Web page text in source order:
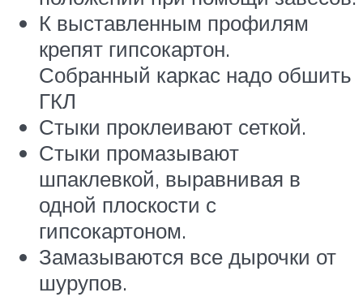
К выставленным профилям
крепят гипсокартон.
Собранный каркас надо обшить
ГКЛ
Стыки проклеивают сеткой.
Стыки промазывают
шпаклевкой, выравнивая в
одной плоскости с
гипсокартоном.
Замазываются все дырочки от
шурупов.